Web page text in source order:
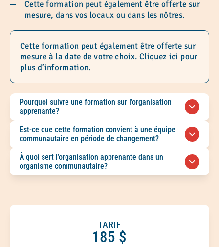
Cette formation peut également être offerte sur
mesure, dans vos locaux ou dans les nôtres.
Cette formation peut également être offerte sur
mesure à la date de votre choix. Cliquez ici pour
plus d’information.
Pourquoi suivre une formation sur l’organisation
apprenante?
Cette formation permet aux organismes
communautaires de Montréal de renforcer leur
l’apprentissage collectif et de mieux composer
avec les transformations du milieu.
Est-ce que cette formation convient à une équipe
communautaire en période de changement?
Oui. Elle s’adresse aux équipes qui souhaitent
réfléchir à leurs pratiques, renforcer leur
autonomie et développer des façons de
À quoi sert l’organisation apprenante dans un
organisme communautaire?
dialogue, à accueillir la dissidence constructive
cohérentes avec leurs valeurs.
TARIF
185 $